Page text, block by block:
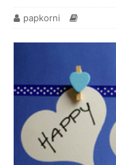
papkorni